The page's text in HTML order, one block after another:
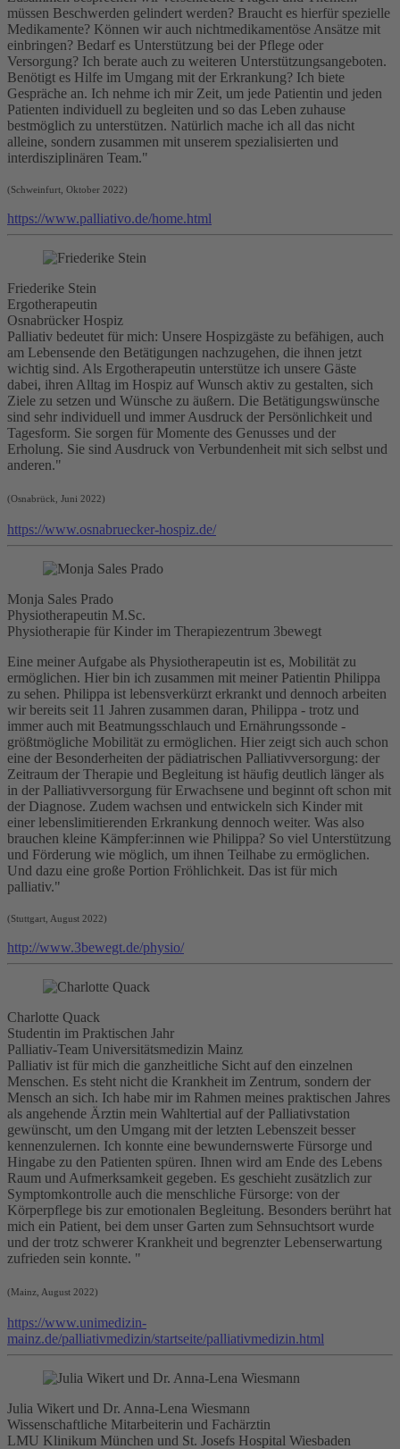
müssen Beschwerden gelindert werden? Braucht es hierfür spezielle
Medikamente? Können wir auch nichtmedikamentöse Ansätze mit
einbringen? Bedarf es Unterstützung bei der Pflege oder
Versorgung? Ich berate auch zu weiteren Unterstützungsangeboten.
Benötigt es Hilfe im Umgang mit der Erkrankung? Ich biete
Gespräche an. Ich nehme ich mir Zeit, um jede Patientin und jeden
Patienten individuell zu begleiten und so das Leben zuhause
bestmöglich zu unterstützen. Natürlich mache ich all das nicht
alleine, sondern zusammen mit unserem spezialisierten und
interdisziplinären Team."
(Schweinfurt, Oktober 2022)
https://www.palliativo.de/home.html
Friederike Stein
Ergotherapeutin
Osnabrücker Hospiz
Palliativ bedeutet für mich: Unsere Hospizgäste zu befähigen, auch
am Lebensende den Betätigungen nachzugehen, die ihnen jetzt
wichtig sind. Als Ergotherapeutin unterstütze ich unsere Gäste
dabei, ihren Alltag im Hospiz auf Wunsch aktiv zu gestalten, sich
Ziele zu setzen und Wünsche zu äußern. Die Betätigungswünsche
sind sehr individuell und immer Ausdruck der Persönlichkeit und
Tagesform. Sie sorgen für Momente des Genusses und der
Erholung. Sie sind Ausdruck von Verbundenheit mit sich selbst und
anderen."
(Osnabrück, Juni 2022)
https://www.osnabruecker-hospiz.de/
Monja Sales Prado
Physiotherapeutin M.Sc.
Physiotherapie für Kinder im Therapiezentrum 3bewegt
Eine meiner Aufgabe als Physiotherapeutin ist es, Mobilität zu
ermöglichen. Hier bin ich zusammen mit meiner Patientin Philippa
zu sehen. Philippa ist lebensverkürzt erkrankt und dennoch arbeiten
wir bereits seit 11 Jahren zusammen daran, Philippa - trotz und
immer auch mit Beatmungsschlauch und Ernährungssonde -
größtmögliche Mobilität zu ermöglichen. Hier zeigt sich auch schon
eine der Besonderheiten der pädiatrischen Palliativversorgung: der
Zeitraum der Therapie und Begleitung ist häufig deutlich länger als
in der Palliativversorgung für Erwachsene und beginnt oft schon mit
der Diagnose. Zudem wachsen und entwickeln sich Kinder mit
einer lebenslimitierenden Erkrankung dennoch weiter. Was also
brauchen kleine Kämpfer:innen wie Philippa? So viel Unterstützung
und Förderung wie möglich, um ihnen Teilhabe zu ermöglichen.
Und dazu eine große Portion Fröhlichkeit. Das ist für mich
palliativ."
(Stuttgart, August 2022)
http://www.3bewegt.de/physio/
Charlotte Quack
Studentin im Praktischen Jahr
Palliativ-Team Universitätsmedizin Mainz
Palliativ ist für mich die ganzheitliche Sicht auf den einzelnen
Menschen. Es steht nicht die Krankheit im Zentrum, sondern der
Mensch an sich. Ich habe mir im Rahmen meines praktischen Jahres
als angehende Ärztin mein Wahltertial auf der Palliativstation
gewünscht, um den Umgang mit der letzten Lebenszeit besser
kennenzulernen. Ich konnte eine bewundernswerte Fürsorge und
Hingabe zu den Patienten spüren. Ihnen wird am Ende des Lebens
Raum und Aufmerksamkeit gegeben. Es geschieht zusätzlich zur
Symptomkontrolle auch die menschliche Fürsorge: von der
Körperpflege bis zur emotionalen Begleitung. Besonders berührt hat
mich ein Patient, bei dem unser Garten zum Sehnsuchtsort wurde
und der trotz schwerer Krankheit und begrenzter Lebenserwartung
zufrieden sein konnte. "
(Mainz, August 2022)
https://www.unimedizin-
mainz.de/palliativmedizin/startseite/palliativmedizin.html
Julia Wikert und Dr. Anna-Lena Wiesmann
Wissenschaftliche Mitarbeiterin und Fachärztin
LMU Klinikum München und St. Josefs Hospital Wiesbaden